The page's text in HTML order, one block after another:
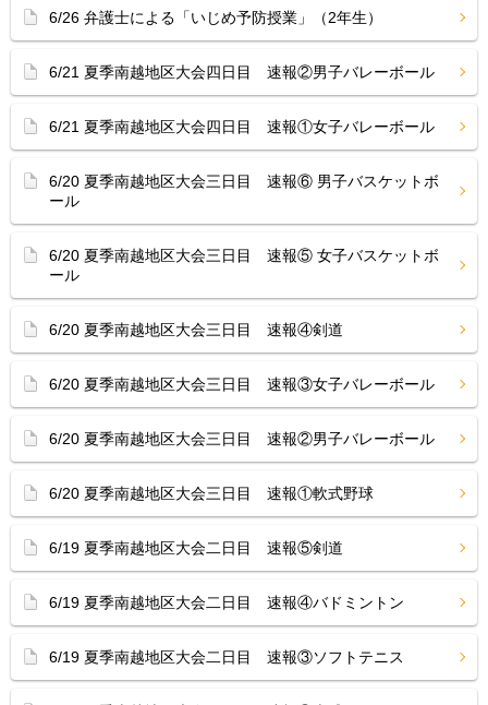
6/26 弁護士による「いじめ予防授業」（2年生）
6/21 夏季南越地区大会四日目 速報②男子バレーボール
6/21 夏季南越地区大会四日目 速報①女子バレーボール
6/20 夏季南越地区大会三日目 速報⑥ 男子バスケットボ
ール
6/20 夏季南越地区大会三日目 速報⑤ 女子バスケットボ
ール
6/20 夏季南越地区大会三日目 速報④剣道
6/20 夏季南越地区大会三日目 速報③女子バレーボール
6/20 夏季南越地区大会三日目 速報②男子バレーボール
6/20 夏季南越地区大会三日目 速報①軟式野球
6/19 夏季南越地区大会二日目 速報⑤剣道
6/19 夏季南越地区大会二日目 速報④バドミントン
6/19 夏季南越地区大会二日目 速報③ソフトテニス